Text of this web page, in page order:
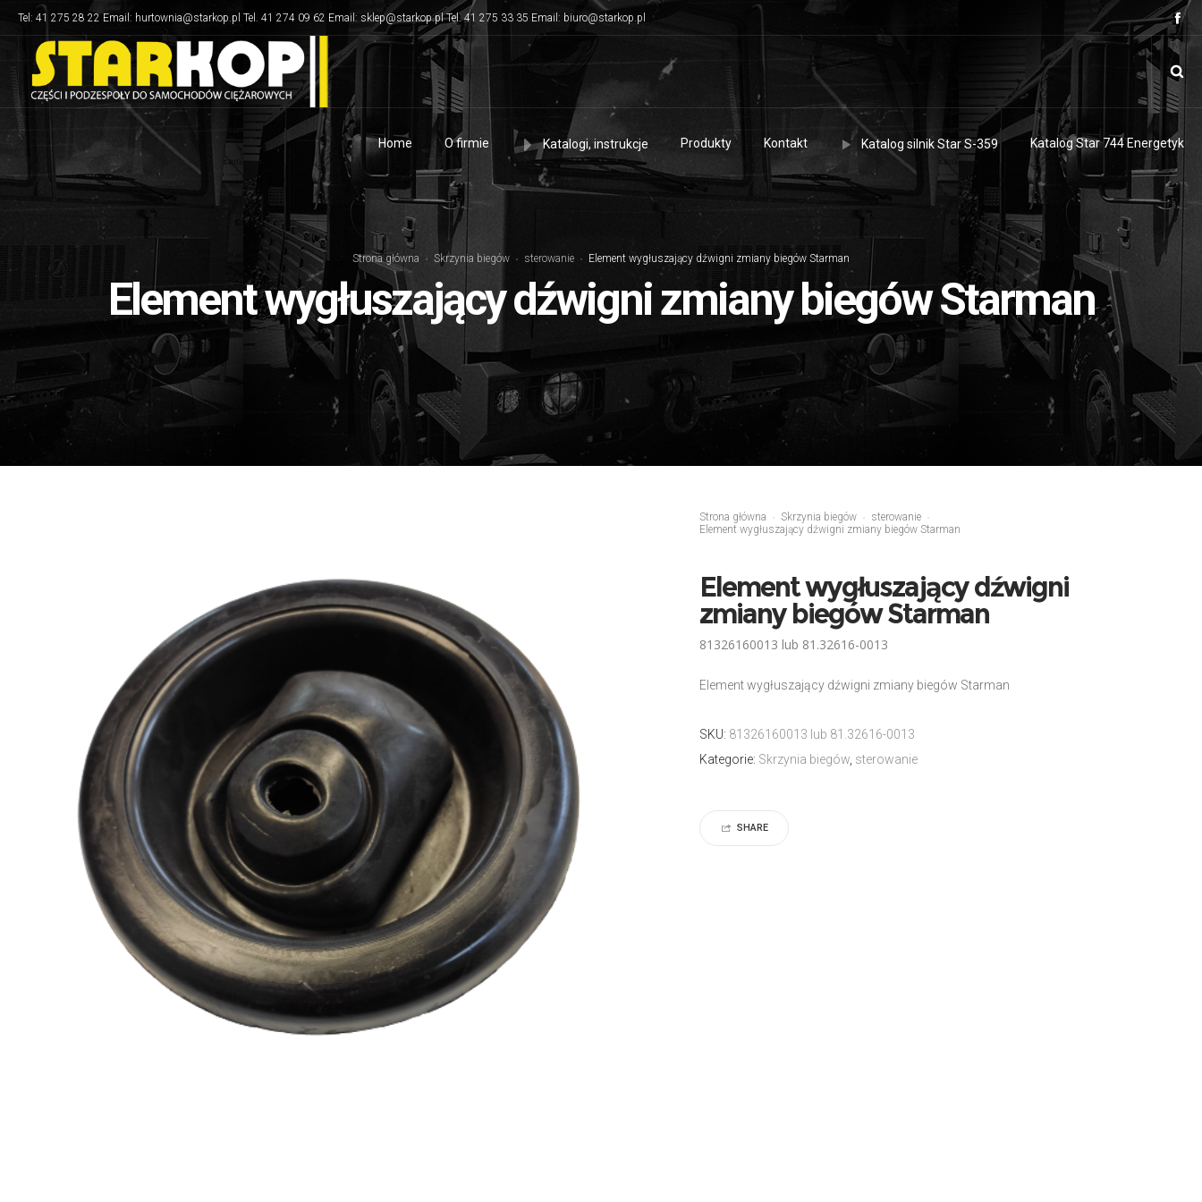
Tel: 41 275 28 22 Email: hurtownia@starkop.pl Tel. 41 274 09 62 Email: sklep@starkop.pl Tel. 41 275 33 35 Email: biuro@starkop.pl
Home O firmie Katalogi, instrukcje Produkty Kontakt Katalog silnik Star S-359 Katalog Star 744 Energetyk
Strona główna Skrzynia biegów sterowanie Element wygłuszający dźwigni zmiany biegów Starman
Element wygłuszający dźwigni zmiany biegów Starman
Strona główna Skrzynia biegów
sterowanie
Element wygłuszający dźwigni zmiany biegów Starman
Element wygłuszający dźwigni
zmiany biegów Starman
81326160013 lub 81.32616-0013
Element wygłuszający dźwigni zmiany biegów Starman
SKU: 81326160013 lub 81.32616-0013
Kategorie: Skrzynia biegów, sterowanie
SHARE